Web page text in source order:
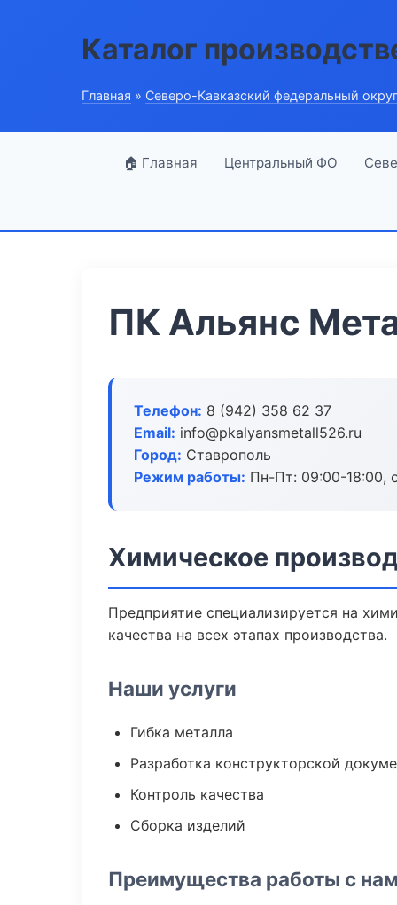
Каталог
Главная » Северо-Кавказский федеральный округ
🏠 Главная Центральный ФО
ПК Альянс
Телефон: 8 (942) 358 62 37
Email: info@pkalyansmetall526.ru
Город: Ставрополь
Режим работы: Пн-Пт: 09:00-18:00,
Химическое
Предприятие специализируется на
качества на всех этапах производства.
Наши услуги
Гибка металла
Разработка конструкторской
Контроль качества
Сборка изделий
Преимущества работы с